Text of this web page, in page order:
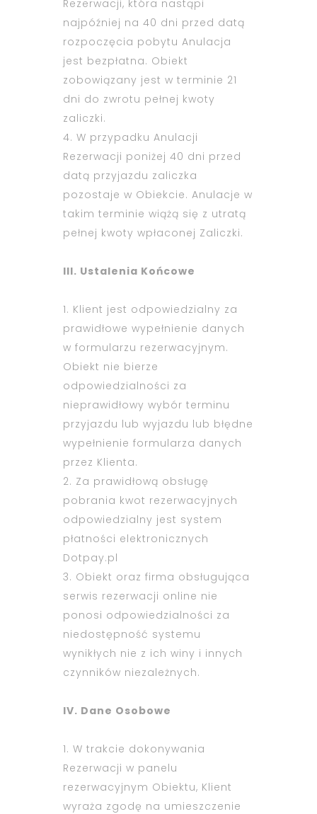
Rezerwacji, która nastąpi
najpóźniej na 40 dni przed datą
rozpoczęcia pobytu Anulacja
jest bezpłatna. Obiekt
zobowiązany jest w terminie 21
dni do zwrotu pełnej kwoty
zaliczki.
4. W przypadku Anulacji
Rezerwacji poniżej 40 dni przed
datą przyjazdu zaliczka
pozostaje w Obiekcie. Anulacje w
takim terminie wiążą się z utratą
pełnej kwoty wpłaconej Zaliczki.
III. Ustalenia Końcowe
1. Klient jest odpowiedzialny za
prawidłowe wypełnienie danych
w formularzu rezerwacyjnym.
Obiekt nie bierze
odpowiedzialności za
nieprawidłowy wybór terminu
przyjazdu lub wyjazdu lub błędne
wypełnienie formularza danych
przez Klienta.
2. Za prawidłową obsługę
pobrania kwot rezerwacyjnych
odpowiedzialny jest system
płatności elektronicznych
Dotpay.pl
3. Obiekt oraz firma obsługująca
serwis rezerwacji online nie
ponosi odpowiedzialności za
niedostępność systemu
wynikłych nie z ich winy i innych
czynników niezależnych.
IV. Dane Osobowe
1. W trakcie dokonywania
Rezerwacji w panelu
rezerwacyjnym Obiektu, Klient
wyraża zgodę na umieszczenie